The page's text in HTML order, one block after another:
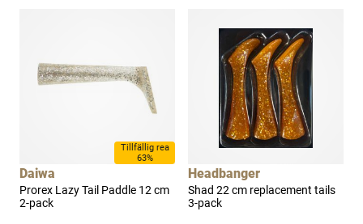
Tillfällig rea
63%
Daiwa
Prorex Lazy Tail Paddle 12 cm
2-pack
Headbanger
Shad 22 cm replacement tails
3-pack